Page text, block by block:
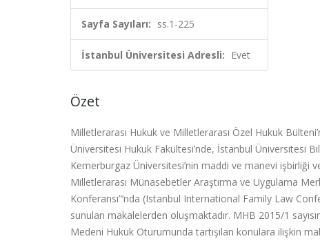
Sayfa Sayıları: ss.1-225
İstanbul Üniversitesi Adresli: Evet
Özet
Milletlerarası Hukuk ve Milletlerarası Özel Hukuk
Üniversitesi Hukuk Fakültesi’nde, İstanbul Üniversitesi
Kemerburgaz Üniversitesi’nin maddi ve manevi işbirliği
Milletlerarası Münasebetler Araştırma ve Uygulama
Konferansı”’nda (Istanbul International Family Law
sunulan makalelerden oluşmaktadır. MHB 2015/1
Medeni Hukuk Oturumunda tartışılan konulara ilişkin